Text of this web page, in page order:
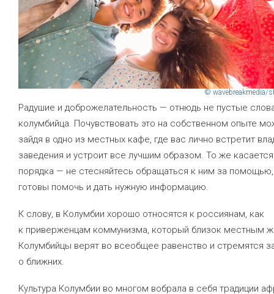
© wavebreakmedia/
Радушие и доброжелательность — отнюдь не пустые
колумбийца. Почувствовать это на собственном опыте
зайдя в одно из местных кафе, где вас лично встретит
заведения и устроит все лучшим образом. То же
порядка — не стесняйтесь обращаться к ним за помощью,
готовы помочь и дать нужную информацию.
К слову, в Колумбии хорошо относятся к россиянам, как
к приверженцам коммунизма, который близок местным
Колумбийцы верят во всеобщее равенство и стремятся
о ближних.
Культура Колумбии во многом вобрала в себя традиции